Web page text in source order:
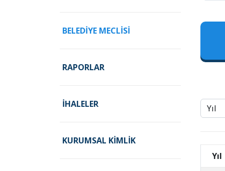
BELEDIYE MECLISI
RAPORLAR
İHALELER
KURUMSAL KIMLIK
Yıl